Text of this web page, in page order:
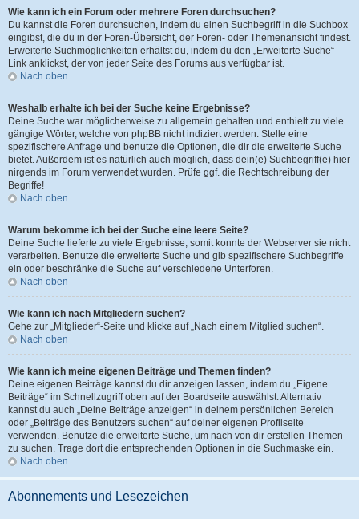
Wie kann ich ein Forum oder mehrere Foren durchsuchen?
Du kannst die Foren durchsuchen, indem du einen Suchbegriff in die Suchbox
eingibst, die du in der Foren-Übersicht, der Foren- oder Themenansicht findest.
Erweiterte Suchmöglichkeiten erhältst du, indem du den „Erweiterte Suche“-
Link anklickst, der von jeder Seite des Forums aus verfügbar ist.
Nach oben
Weshalb erhalte ich bei der Suche keine Ergebnisse?
Deine Suche war möglicherweise zu allgemein gehalten und enthielt zu viele
gängige Wörter, welche von phpBB nicht indiziert werden. Stelle eine
spezifischere Anfrage und benutze die Optionen, die dir die erweiterte Suche
bietet. Außerdem ist es natürlich auch möglich, dass dein(e) Suchbegriff(e) hier
nirgends im Forum verwendet wurden. Prüfe ggf. die Rechtschreibung der
Begriffe!
Nach oben
Warum bekomme ich bei der Suche eine leere Seite?
Deine Suche lieferte zu viele Ergebnisse, somit konnte der Webserver sie nicht
verarbeiten. Benutze die erweiterte Suche und gib spezifischere Suchbegriffe
ein oder beschränke die Suche auf verschiedene Unterforen.
Nach oben
Wie kann ich nach Mitgliedern suchen?
Gehe zur „Mitglieder“-Seite und klicke auf „Nach einem Mitglied suchen“.
Nach oben
Wie kann ich meine eigenen Beiträge und Themen finden?
Deine eigenen Beiträge kannst du dir anzeigen lassen, indem du „Eigene
Beiträge“ im Schnellzugriff oben auf der Boardseite auswählst. Alternativ
kannst du auch „Deine Beiträge anzeigen“ in deinem persönlichen Bereich
oder „Beiträge des Benutzers suchen“ auf deiner eigenen Profilseite
verwenden. Benutze die erweiterte Suche, um nach von dir erstellen Themen
zu suchen. Trage dort die entsprechenden Optionen in die Suchmaske ein.
Nach oben
Abonnements und Lesezeichen